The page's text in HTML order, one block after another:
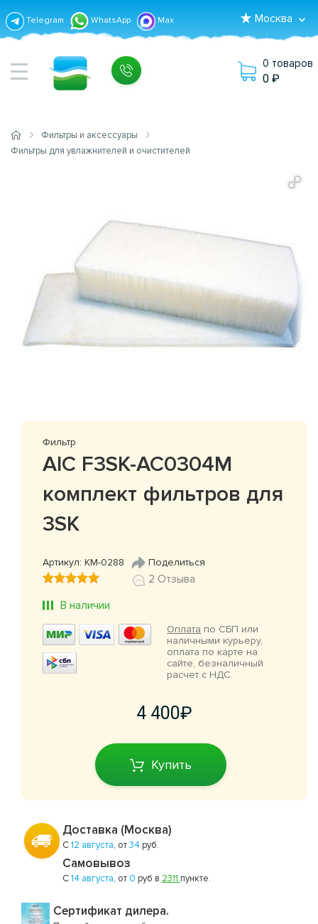
Telegram WhatsApp Max Москва
0 товаров
0
Фильтры и аксессуары
Фильтры для увлажнителей и очистителей
Фильтр
AIC F3SK-AC0304M
комплект фильтров для
3SK
Артикул: КМ-0288 Поделиться
2 Отзыва
В наличии
Оплата по СБП или
наличными курьеру,
оплата по карте на
сайте, безналичный
расчет с НДС.
4 400
Купить
Доставка (Москва)
С12 августа, от34 руб.
Самовывоз
С14 августа, от 0 руб в 2311 пункте.
Сертификат дилера.